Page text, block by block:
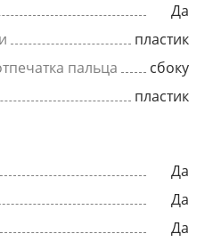
Да
пластик
пальца
сбоку
пластик
Да
Да
Да